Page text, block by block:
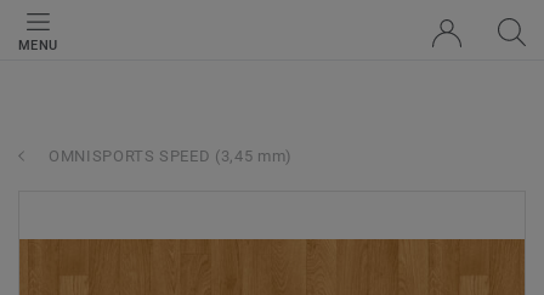
MENU
OMNISPORTS SPEED (3,45 mm)